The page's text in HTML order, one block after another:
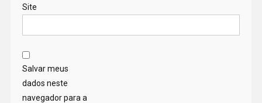
Site
Salvar meus
dados neste
navegador para a